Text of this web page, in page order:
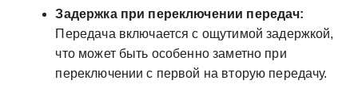
Задержка при переключении передач:
Передача включается с ощутимой задержкой,
что может быть особенно заметно при
переключении с первой на вторую передачу.